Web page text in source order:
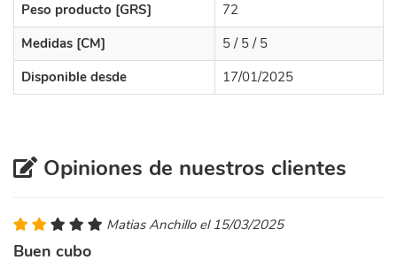
Peso producto [GRS]
72
Medidas [CM]
5 / 5 / 5
Disponible desde
17/01/2025
Opiniones de nuestros clientes
Matias Anchillo el 15/03/2025
Buen cubo